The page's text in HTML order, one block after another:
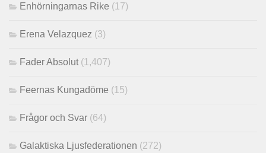
Enhörningarnas Rike (17)
Erena Velazquez (3)
Fader Absolut (1,407)
Feernas Kungadöme (15)
Frågor och Svar (64)
Galaktiska Ljusfederationen (272)